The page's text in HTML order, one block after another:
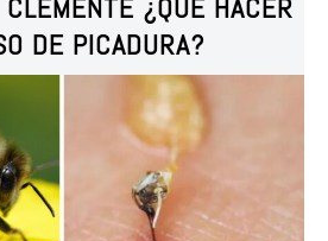
¿QUÉ HACER
DE PICADURA?